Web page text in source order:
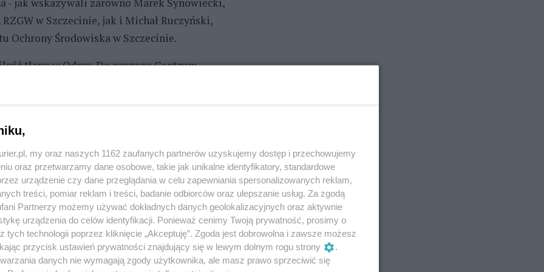
w Szczecinie, jak i Michał Ruczyński,
Ochrony Środowiska w Szczecinie.
tlenu w Odrze. Do naszego Centrum
niepokojące sygnały, nie pojawiły się żadne
Paulina Heigel, rzeczniczka prasowa
wyruszyły jednostki Komendy Powiatowej
stwierdziły - jak informował Mariusz Kiriaka,
śniętych ryb i mięczaków w obszarze
odcinku Odry oraz Jeziorze Dąbie
przeprowadził badania jakości wody w Odrze i
przy Bulwarze Piastowski, w Kanale Zielonym, w
my oraz naszych 1162 zaufanych partnerów uzyskujemy dostęp i przechowujemy
oraz przetwarzamy dane osobowe, takie jak unikalne identyfikatory, standardowe
urządzenie czy dane przeglądania w celu zapewniania spersonalizowanych reklam,
treści, pomiar reklam i treści, badanie odbiorców oraz ulepszanie usług. Za zgodą
Partnerzy możemy używać dokładnych danych geolokalizacyjnych oraz aktywnie
urządzenia do celów identyfikacji. Ponieważ cenimy Twoją prywatność, prosimy o
tych technologii poprzez kliknięcie „Akceptuję”. Zgoda jest dobrowolna i zawsze możesz
przycisk ustawień prywatności znajdujący się w lewym dolnym rogu strony
danych nie wymagają zgody użytkownika, ale masz prawo sprzeciwić się